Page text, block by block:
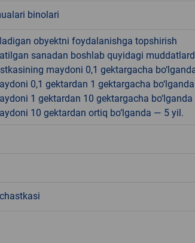
binolari
obyektni foydalanishga topshirish
sanadan boshlab quyidagi
maydoni 0,1 gektargacha
0,1 gektardan 1 gektargacha
1 gektardan 10 gektargacha
10 gektardan ortiq bo‘lganda — 5 yil.